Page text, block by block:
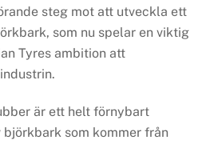
steg mot att utveckla ett
som nu spelar en viktig
Tyres ambition att
är ett helt förnybart
som kommer från